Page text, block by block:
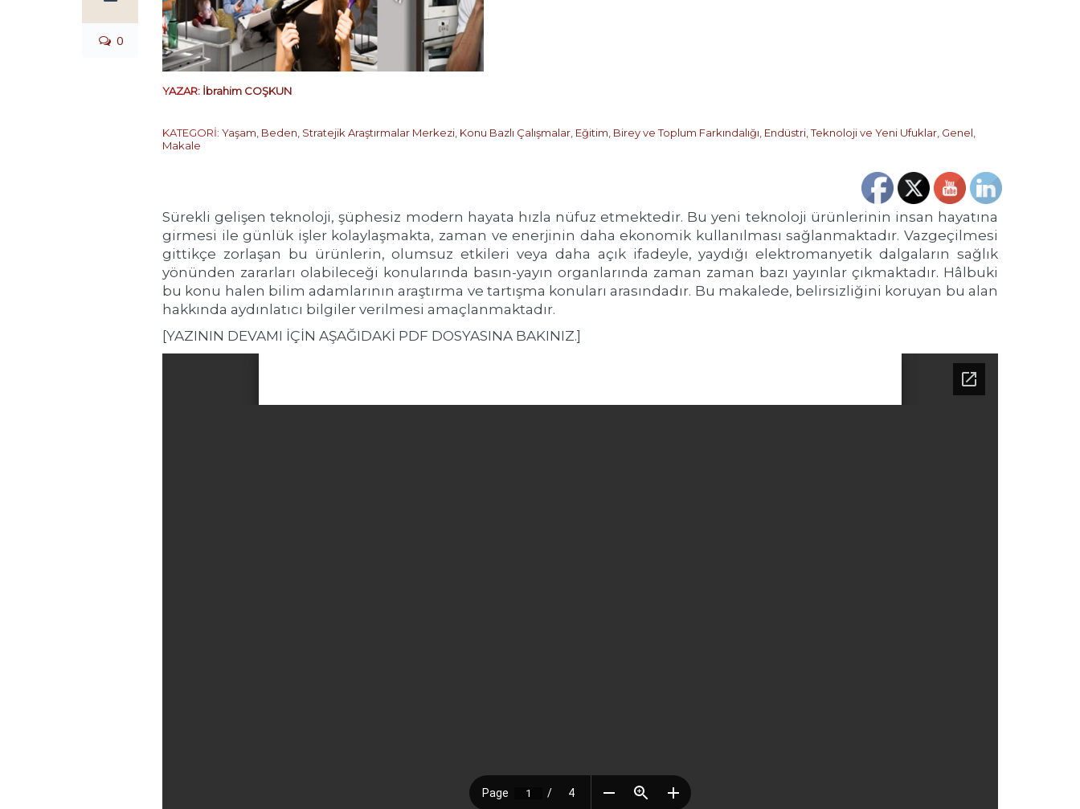
0
YAZAR: İbrahim COŞKUN
KATEGORİ: Yaşam Beden Stratejik Araştırmalar Merkezi Konu Bazlı Çalışmalar Eğitim, Birey ve Toplum Farkındalığı Endüstri, Teknoloji ve Yeni Ufuklar Genel
Makale
Sürekli gelişen teknoloji, şüphesiz modern hayata hızla nüfuz etmektedir. Bu yeni teknoloji ürünlerinin insan hayatına
girmesi ile günlük işler kolaylaşmakta, zaman ve enerjinin daha ekonomik kullanılması sağlanmaktadır. Vazgeçilmesi
gittikçe zorlaşan bu ürünlerin, olumsuz etkileri veya daha açık ifadeyle, yaydığı elektromanyetik dalgaların sağlık
yönünden zararları olabileceği konularında basın-yayın organlarında zaman zaman bazı yayınlar çıkmaktadır. Hâlbuki
bu konu halen bilim adamlarının araştırma ve tartışma konuları arasındadır. Bu makalede, belirsizliğini koruyan bu alan
hakkında aydınlatıcı bilgiler verilmesi amaçlanmaktadır.
[YAZININ DEVAMI İÇİN AŞAĞIDAKİ PDF DOSYASINA BAKINIZ.]